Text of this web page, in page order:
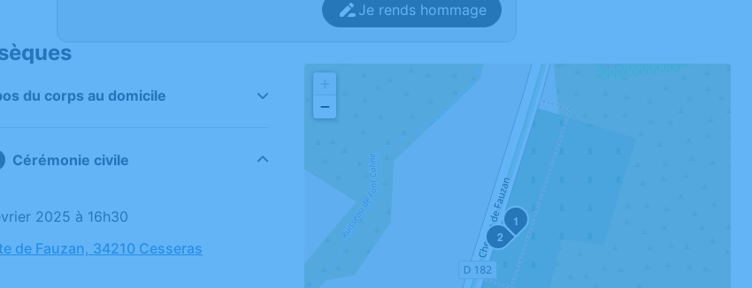
Je rends hommage
du corps au domicile
Cérémonie civile
2025 à 16h30
de Fauzan, 34210 Cesseras
1
2
−